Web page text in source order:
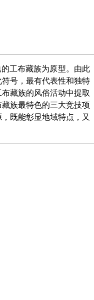
工布藏族为原型。由此
号，最有代表性和独特
藏族的风俗活动中提取
族最特色的三大竞技项
既能彰显地域特点，又